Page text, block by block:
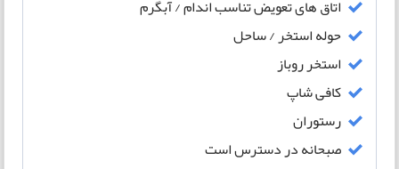
اتاق های تعویض تناسب اندام / آبگرم
حوله استخر / ساحل
استخر روباز
کافی شاپ
رستوران
صبحانه در دسترس است